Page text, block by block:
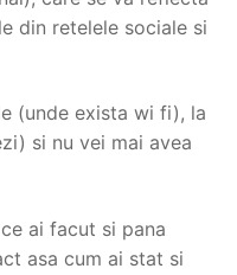
din retelele sociale si
(unde exista wi fi), la
si nu vei mai avea
ai facut si pana
asa cum ai stat si